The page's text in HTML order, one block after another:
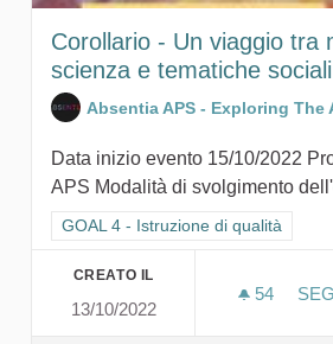
Corollario - Un viaggio tra
scienza e tematiche sociali
Absentia APS - Exploring The
Data inizio evento 15/10/2022
APS Modalità di svolgimento
Filtra i risultati per categoria: GOAL
GOAL 4 - Istruzione di qualità
CREATO IL
13/10/2022
54 54